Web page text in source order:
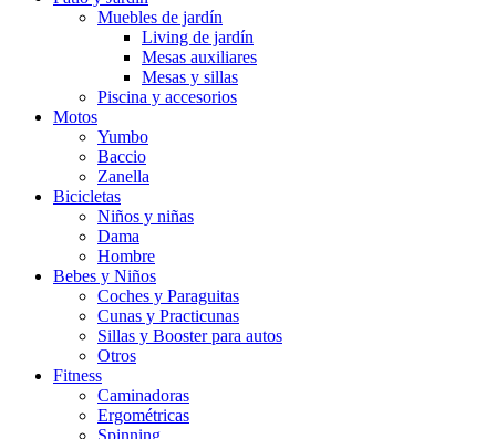
Muebles de jardín
Living de jardín
Mesas auxiliares
Mesas y sillas
Piscina y accesorios
Motos
Yumbo
Baccio
Zanella
Bicicletas
Niños y niñas
Dama
Hombre
Bebes y Niños
Coches y Paraguitas
Cunas y Practicunas
Sillas y Booster para autos
Otros
Fitness
Caminadoras
Ergométricas
Spinning